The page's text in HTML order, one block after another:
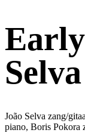
Selva
João Selva zang/
piano, Boris Pokora